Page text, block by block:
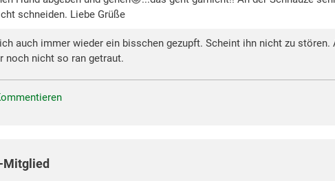
schneiden. Liebe Grüße
auch immer wieder ein bisschen gezupft. Scheint ihn nicht zu
noch nicht so ran getraut.
Mitglied